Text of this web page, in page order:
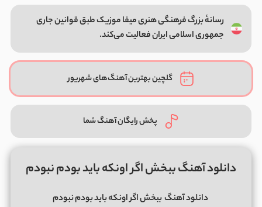
رسانهٔ بزرگ فرهنگی هنری میفا موزیک طبق قوانین جاری
جمهوری اسلامی ایران فعالیت می‌کند.
گلچین بهترین آهنگ‌های شهریور
پخش رایگان آهنگ شما
دانلود آهنگ ببخش اگر اونکه باید بودم نبودم
دانلود آهنگببخش اگر اونکه باید بودم نبودم